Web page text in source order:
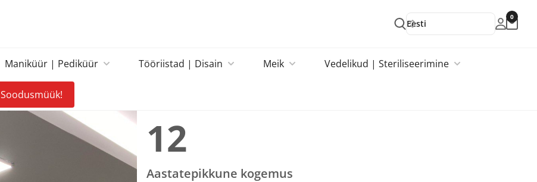
Eesti
0
Maniküür | Pediküür Tööriistad | Disain Meik Vedelikud | Steriliseerimine
Soodusmüük!
12
Aastatepikkune kogemus